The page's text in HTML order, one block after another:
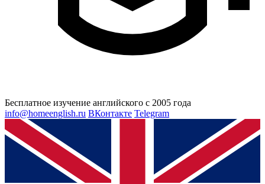
Бесплатное изучение английского с 2005 года
info@homeenglish.ru ВКонтакте Telegram